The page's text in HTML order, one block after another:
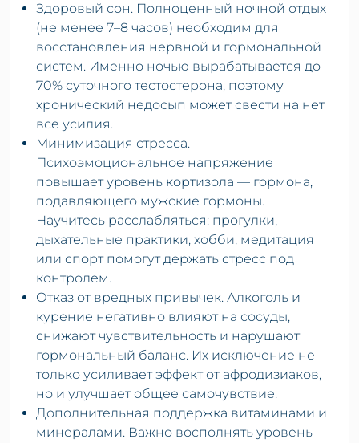
Здоровый сон. Полноценный ночной отдых
(не менее 7–8 часов) необходим для
восстановления нервной и гормональной
систем. Именно ночью вырабатывается до
70% суточного тестостерона, поэтому
хронический недосып может свести на нет
все усилия.
Минимизация стресса.
Психоэмоциональное напряжение
повышает уровень кортизола — гормона,
подавляющего мужские гормоны.
Научитесь расслабляться: прогулки,
дыхательные практики, хобби, медитация
или спорт помогут держать стресс под
контролем.
Отказ от вредных привычек. Алкоголь и
курение негативно влияют на сосуды,
снижают чувствительность и нарушают
гормональный баланс. Их исключение не
только усиливает эффект от афродизиаков,
но и улучшает общее самочувствие.
Дополнительная поддержка витаминами и
минералами. Важно восполнять уровень